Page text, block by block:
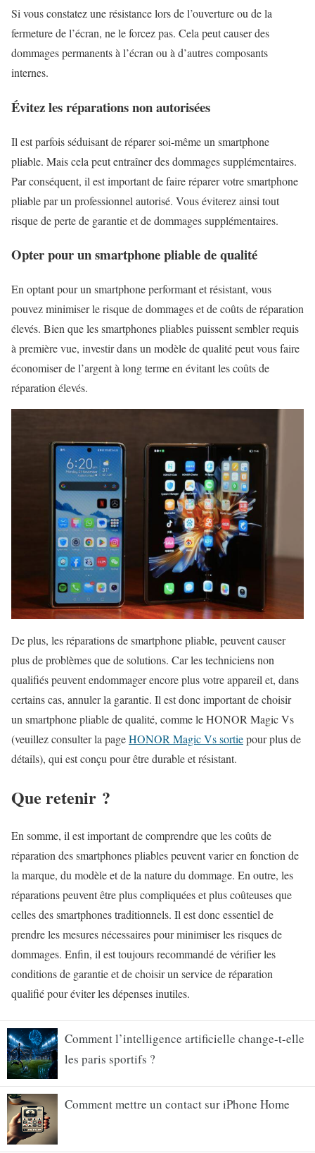
Si vous constatez une résistance lors de l’ouverture ou de la
fermeture de l’écran, ne le forcez pas. Cela peut causer des
dommages permanents à l’écran ou à d’autres composants
internes.
Évitez les réparations non autorisées
Il est parfois séduisant de réparer soi-même un smartphone
pliable. Mais cela peut entraîner des dommages supplémentaires.
Par conséquent, il est important de faire réparer votre smartphone
pliable par un professionnel autorisé. Vous éviterez ainsi tout
risque de perte de garantie et de dommages supplémentaires.
Opter pour un smartphone pliable de qualité
En optant pour un smartphone performant et résistant, vous
pouvez minimiser le risque de dommages et de coûts de réparation
élevés. Bien que les smartphones pliables puissent sembler requis
à première vue, investir dans un modèle de qualité peut vous faire
économiser de l’argent à long terme en évitant les coûts de
réparation élevés.
De plus, les réparations de smartphone pliable, peuvent causer
plus de problèmes que de solutions. Car les techniciens non
qualifiés peuvent endommager encore plus votre appareil et, dans
certains cas, annuler la garantie. Il est donc important de choisir
un smartphone pliable de qualité, comme le HONOR Magic Vs
(veuillez consulter la pageHONOR Magic Vs sortiepour plus de
détails), qui est conçu pour être durable et résistant.
Que retenir ?
En somme, il est important de comprendre que les coûts de
réparation des smartphones pliables peuvent varier en fonction de
la marque, du modèle et de la nature du dommage. En outre, les
réparations peuvent être plus compliquées et plus coûteuses que
celles des smartphones traditionnels. Il est donc essentiel de
prendre les mesures nécessaires pour minimiser les risques de
dommages. Enfin, il est toujours recommandé de vérifier les
conditions de garantie et de choisir un service de réparation
qualifié pour éviter les dépenses inutiles.
Comment l’intelligence artificielle change-t-elle
les paris sportifs ?
Comment mettre un contact sur iPhone Home